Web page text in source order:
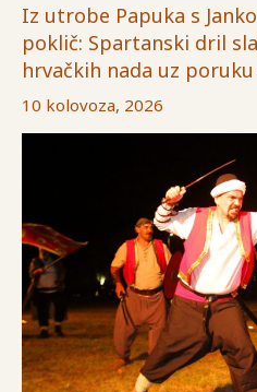
Iz utrobe Papuka s
poklič: Spartanski dril
hrvačkih nada uz
10 kolovoza, 2026